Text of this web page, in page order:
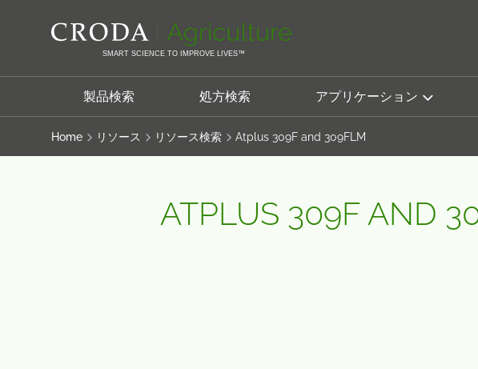
SMART SCIENCE TO IMPROVE LIVES™
製品検索 処方検索 アプリケーション
Home リソース リソース検索 Atplus 309F and 309FLM
ATPLUS 309F AND